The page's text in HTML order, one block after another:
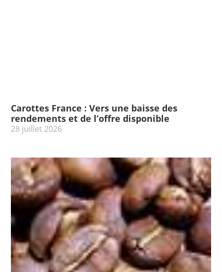
Carottes France : Vers une baisse des
rendements et de l’offre disponible
28 juillet 2026